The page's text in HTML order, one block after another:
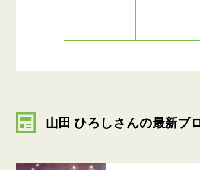
山田 ひろしさんの最新ブ